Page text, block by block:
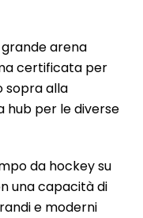
arena
certificata per
sopra alla
hub per le diverse
da hockey su
una capacità di
e moderni